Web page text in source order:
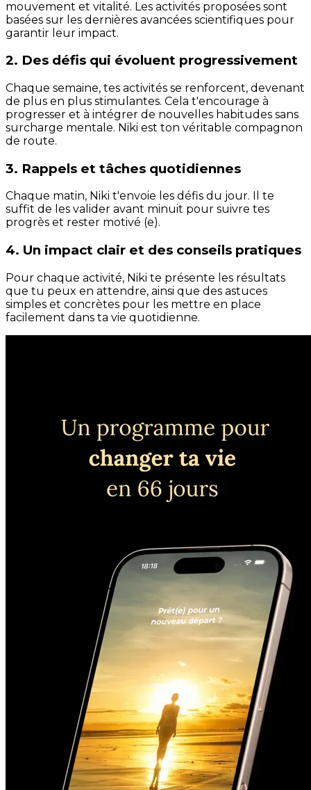
mouvement et vitalité. Les activités proposées sont
basées sur les dernières avancées scientifiques pour
garantir leur impact.
2. Des défis qui évoluent progressivement
Chaque semaine, tes activités se renforcent, devenant
de plus en plus stimulantes. Cela t'encourage à
progresser et à intégrer de nouvelles habitudes sans
surcharge mentale. Niki est ton véritable compagnon
de route.
3. Rappels et tâches quotidiennes
Chaque matin, Niki t'envoie les défis du jour. Il te
suffit de les valider avant minuit pour suivre tes
progrès et rester motivé (e).
4. Un impact clair et des conseils pratiques
Pour chaque activité, Niki te présente les résultats
que tu peux en attendre, ainsi que des astuces
simples et concrètes pour les mettre en place
facilement dans ta vie quotidienne.